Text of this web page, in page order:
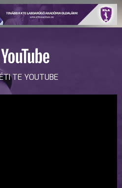
TE YOUTUBE